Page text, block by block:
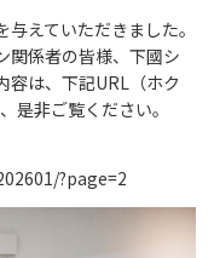
えていただきました。
関係者の皆様、下國シ
容は、下記URL（ホク
是非ご覧ください。
?page=2